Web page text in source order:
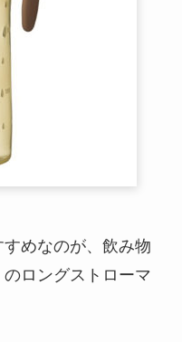
めなのが、飲み物
ロングストローマ